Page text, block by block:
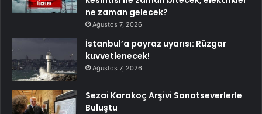
ne zaman gelecek?
Ağustos 7, 2026
İstanbul’a poyraz uyarısı: Rüzgar
kuvvetlenecek!
Ağustos 7, 2026
Sezai Karakoç Arşivi Sanatseverlerle
Buluştu